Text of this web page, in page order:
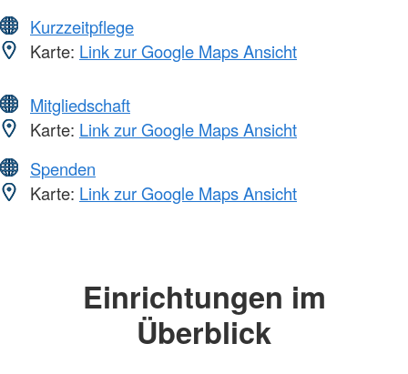
Kurzzeitpflege
Karte: Link zur Google Maps Ansicht
Mitgliedschaft
Karte: Link zur Google Maps Ansicht
Spenden
Karte: Link zur Google Maps Ansicht
Einrichtungen im
Überblick